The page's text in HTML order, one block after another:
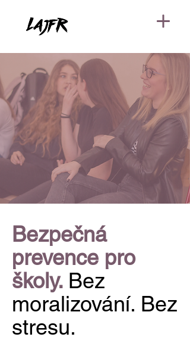
Bezpečná
prevence pro
školy. Bez
moralizování. Bez
stresu.